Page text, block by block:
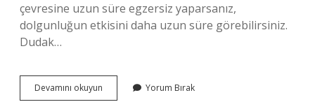
çevresine uzun süre egzersiz yaparsanız,
dolgunluğun etkisini daha uzun süre görebilirsiniz.
Dudak…
Devamını okuyun
Plumper
Yorum Bırak